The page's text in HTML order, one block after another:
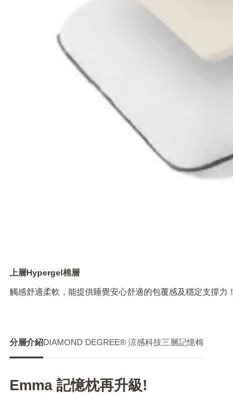
上層Hypergel棉層
觸感舒適柔軟，能提供睡覺安心舒適的包覆感及穩定支撐力！
分層介紹DIAMOND DEGREE® 涼感科技三層記憶棉
Emma 記憶枕再升級!